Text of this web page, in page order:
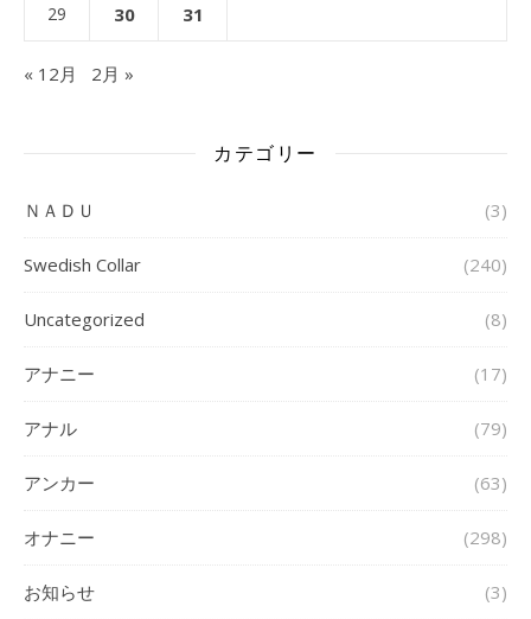
29 30 31
« 12月 2月 »
カテゴリー
ＮＡＤＵ (3)
Swedish Collar (240)
Uncategorized (8)
アナニー (17)
アナル (79)
アンカー (63)
オナニー (298)
お知らせ (3)